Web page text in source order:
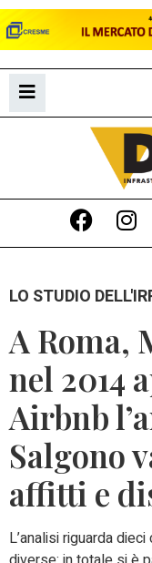
LO STUDIO
A Roma,
nel 2014
Airbnb
Salgono
affitti e
L’analisi riguarda